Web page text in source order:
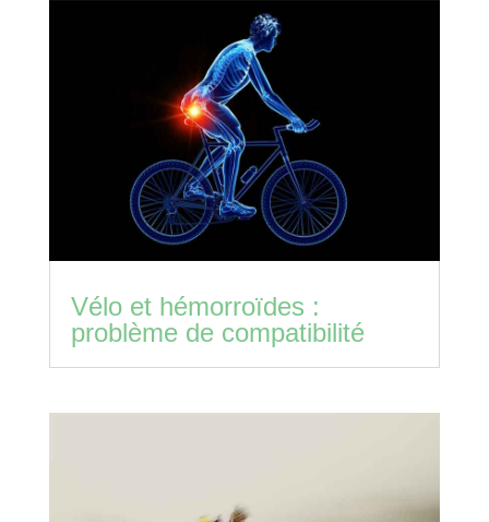
Vélo et hémorroïdes :
problème de compatibilité